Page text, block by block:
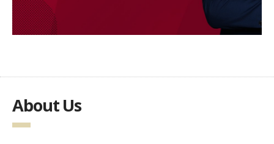
About Us